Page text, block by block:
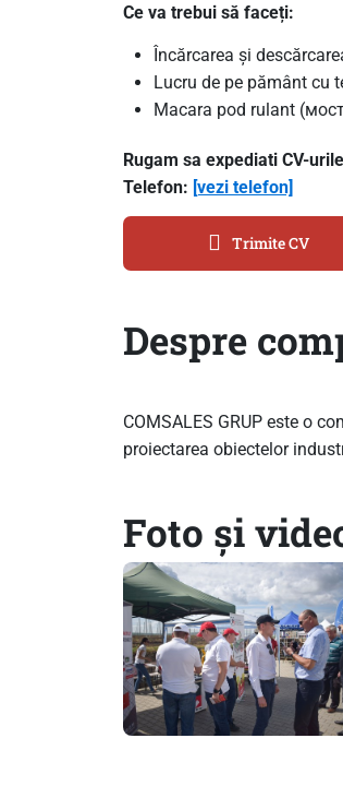
Ce va trebui să faceți:
Încărcarea și
Lucru de pe pământ cu
Macara pod rulant
Rugam sa expediati CV-
Telefon: [vezi telefon]
Trimite CV
Despre
COMSALES GRUP este o
proiectarea obiectelor
Foto și